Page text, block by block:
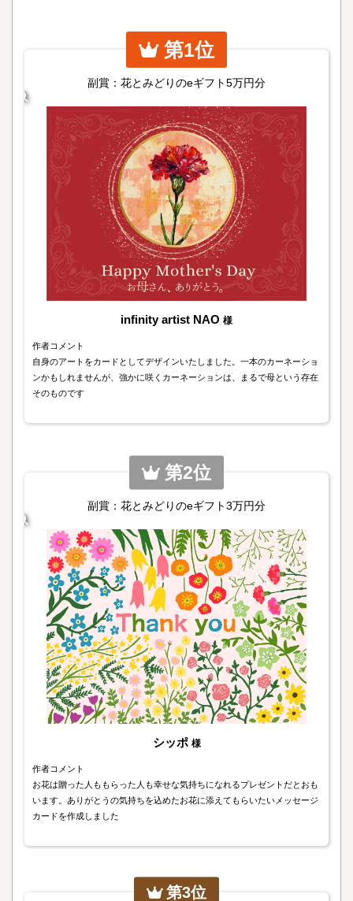
第1位
副賞：花とみどりのeギフト5万円分
infinity artist NAO 様
作者コメント
自身のアートをカードとしてデザインいたしました。一本のカーネーショ
ンかもしれませんが、強かに咲くカーネーションは、まるで母という存在
そのものです
第2位
副賞：花とみどりのeギフト3万円分
シッポ 様
作者コメント
お花は贈った人ももらった人も幸せな気持ちになれるプレゼントだとおも
います。ありがとうの気持ちを込めたお花に添えてもらいたいメッセージ
カードを作成しました
第3位